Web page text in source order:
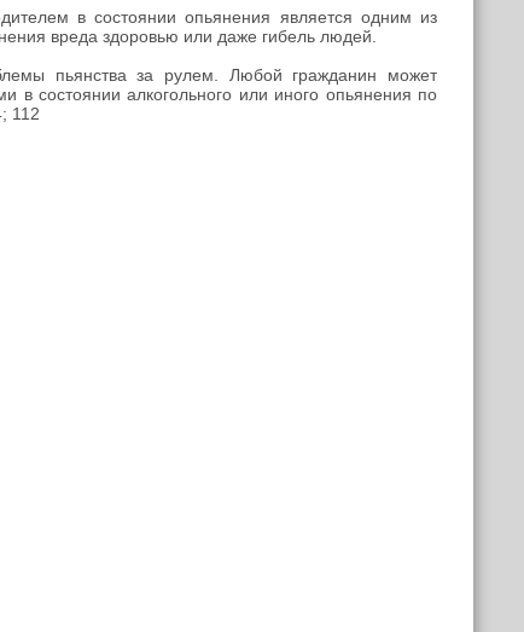
в состоянии опьянения является одним из
вреда здоровью или даже гибель людей.
пьянства за рулем. Любой гражданин может
состоянии алкогольного или иного опьянения по
112